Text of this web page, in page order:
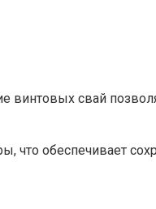
винтовых свай
что обеспечивает